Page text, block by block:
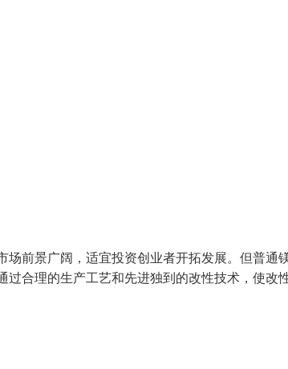
前景广阔，适宜投资创业者开拓发展。但普通
合理的生产工艺和先进独到的改性技术，使改